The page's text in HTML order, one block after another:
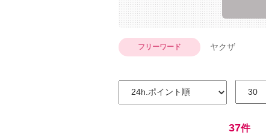
フリーワード ヤクザ
37件